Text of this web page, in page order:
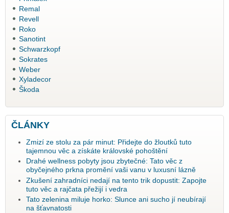
Remal
Revell
Roko
Sanotint
Schwarzkopf
Sokrates
Weber
Xyladecor
Škoda
ČLÁNKY
Zmizí ze stolu za pár minut: Přidejte do žloutků tuto
tajemnou věc a získáte královské pohoštění
Drahé wellness pobyty jsou zbytečné: Tato věc z
obyčejného prkna promění vaši vanu v luxusní lázně
Zkušení zahradníci nedají na tento trik dopustit: Zapojte
tuto věc a rajčata přežijí i vedra
Tato zelenina miluje horko: Slunce ani sucho jí neubírají
na šťavnatosti